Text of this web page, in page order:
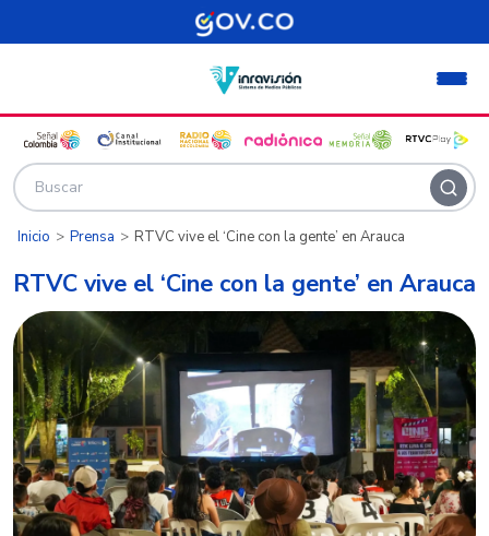
Pasar al contenido principal
Inicio Prensa RTVC vive el ‘Cine con la gente’ en Arauca
RTVC vive el ‘Cine con la gente’ en Arauca